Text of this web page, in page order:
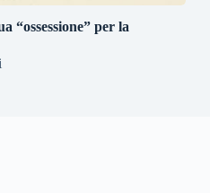
“ossessione” per la